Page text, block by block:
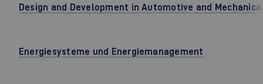
Design and Development in Automotive and
Energiesysteme und Energiemanagement